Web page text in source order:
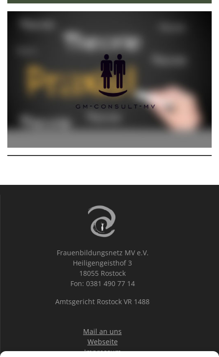
Frauenbildungsnetz MV e.V.
Heiligengeisthof 3
18055 Rostock
Fon: 0381 490 77 14
Amtsgericht Rostock VR 1488
Mail an uns
Webseite
Impressum